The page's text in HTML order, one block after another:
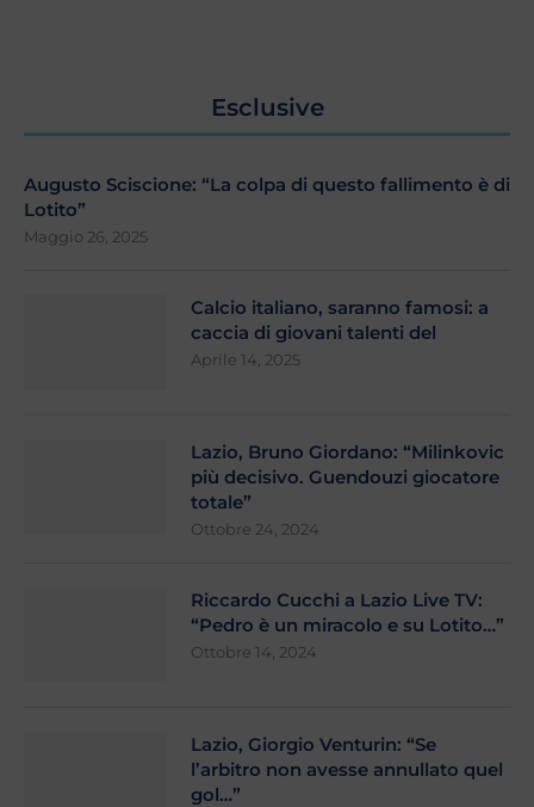
Esclusive
Augusto Sciscione: “La colpa di questo fallimento è di
Lotito”
Maggio 26, 2025
Calcio italiano, saranno famosi: a
caccia di giovani talenti del
Aprile 14, 2025
Lazio, Bruno Giordano: “Milinkovic
più decisivo. Guendouzi giocatore
totale”
Ottobre 24, 2024
Riccardo Cucchi a Lazio Live TV:
“Pedro è un miracolo e su Lotito…”
Ottobre 14, 2024
Lazio, Giorgio Venturin: “Se
l’arbitro non avesse annullato quel
gol…”